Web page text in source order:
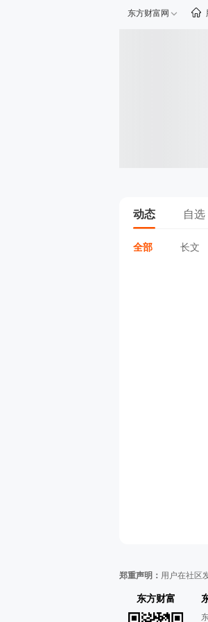
东方财富网
动态 自选
全部 长文
郑重声明： 用户在社区
东方财富